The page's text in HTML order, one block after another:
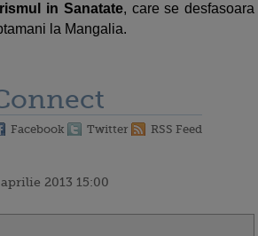
in Sanatate, care se desfasoara
la Mangalia.
Facebook Twitter RSS Feed
aprilie 2013 15:00